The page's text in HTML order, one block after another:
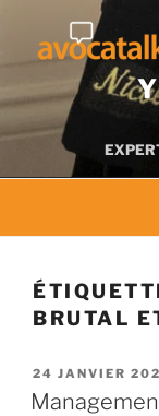
contenu
BRUTAL
PUBLIÉ
LE
24 JANVIER